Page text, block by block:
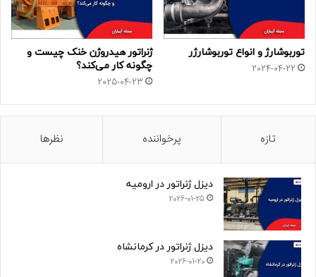
توربوشارژ و انواع توربوشارژر
2024-04-22
ژنراتور هیدروژن خنک چیست و
چگونه کار می‌کند؟
2025-04-23
تازه پرخواننده نظرها
دیزل ژنراتور در ارومیه
2026-01-25
دیزل ژنراتور در کرمانشاه
2026-01-20